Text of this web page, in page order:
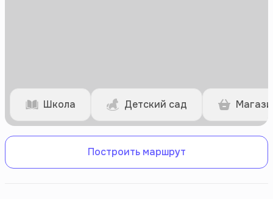
Школа Детский сад
Построить маршрут